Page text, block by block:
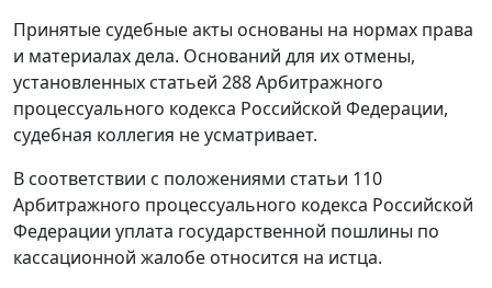
Принятые судебные акты основаны на нормах права
и материалах дела. Оснований для их отмены,
установленных статьей 288Арбитражного
процессуального кодекса Российской Федерации,
судебная коллегия не усматривает.
В соответствии с положениями статьи 110
Арбитражного процессуального кодекса Российской
Федерации уплата государственной пошлины по
кассационной жалобе относится на истца.